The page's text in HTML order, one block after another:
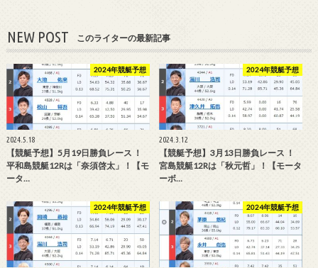
NEW POST このライターの最新記事
2024年競艇予想
2024.5.18
【競艇予想】5月19日勝負レース ！
平和島競艇12Rは「奈須啓太」！【モ
ータ…
2024年競艇予想
2024.3.12
【競艇予想】3月13日勝負レース ！
宮島競艇12Rは「秋元哲」！【モータ
ーボ…
2024年競艇予想 2024年競艇予想